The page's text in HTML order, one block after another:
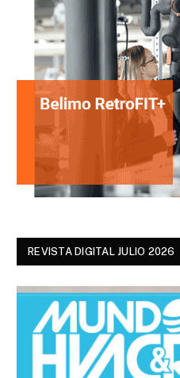
REVISTA DIGITAL JULIO 2026